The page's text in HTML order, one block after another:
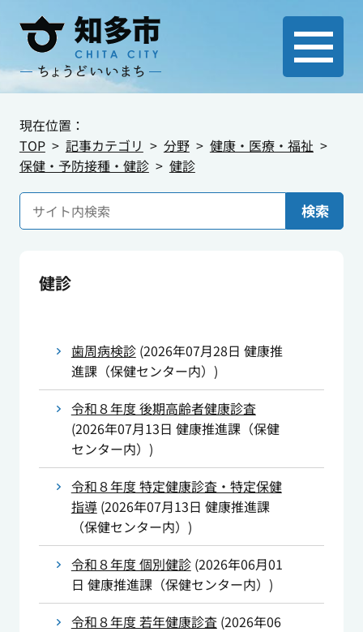
現在位置：
TOP
記事カテゴリ 分野
健康・医療・福祉
保健・予防接種・健診
健診
検索
健診
歯周病検診(2026年07月28日 健康推
進課（保健センター内） )
令和８年度 後期高齢者健康診査
(2026年07月13日 健康推進課（保健
センター内） )
令和８年度 特定健康診査・特定保健
指導(2026年07月13日 健康推進課
（保健センター内） )
令和８年度 個別健診(2026年06月01
日 健康推進課（保健センター内） )
令和８年度 若年健康診査(2026年06